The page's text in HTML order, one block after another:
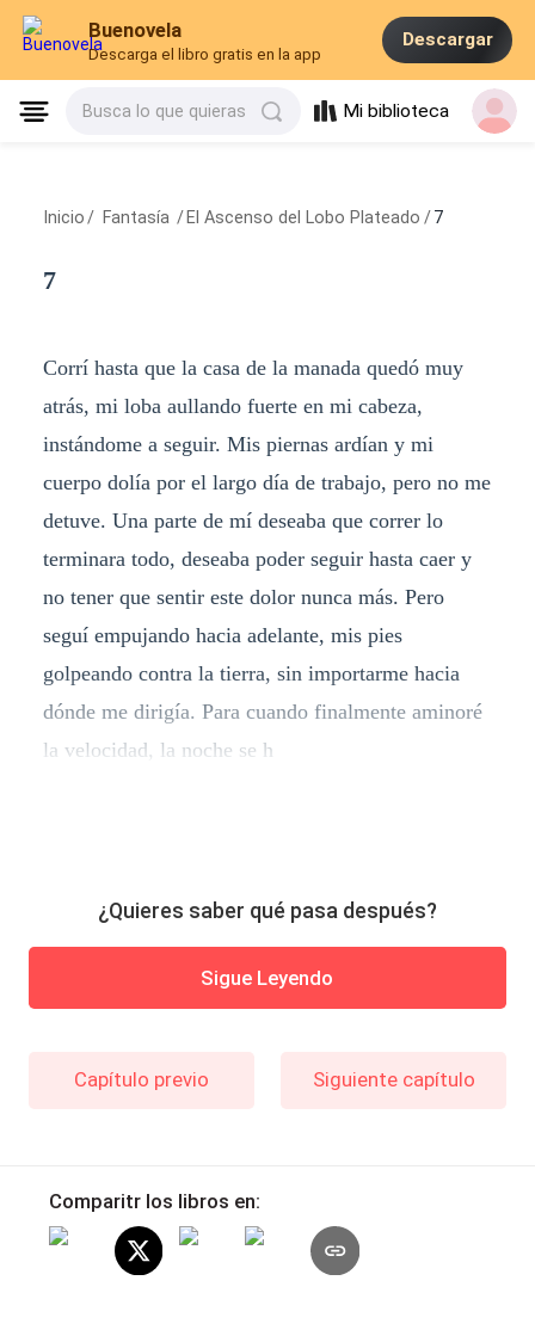
Buenovela
Descarga el libro gratis en la app
Descargar
Busca lo que quieras Mi biblioteca
Inicio / Fantasía / El Ascenso del Lobo Plateado / 7
7
Corrí hasta que la casa de la manada quedó muy
atrás, mi loba aullando fuerte en mi cabeza,
instándome a seguir. Mis piernas ardían y mi
cuerpo dolía por el largo día de trabajo, pero no me
detuve. Una parte de mí deseaba que correr lo
terminara todo, deseaba poder seguir hasta caer y
no tener que sentir este dolor nunca más. Pero
seguí empujando hacia adelante, mis pies
golpeando contra la tierra, sin importarme hacia
dónde me dirigía. Para cuando finalmente aminoré
la velocidad, la noche se h
¿Quieres saber qué pasa después?
Sigue Leyendo
Capítulo previo Siguiente capítulo
Comparitr los libros en: